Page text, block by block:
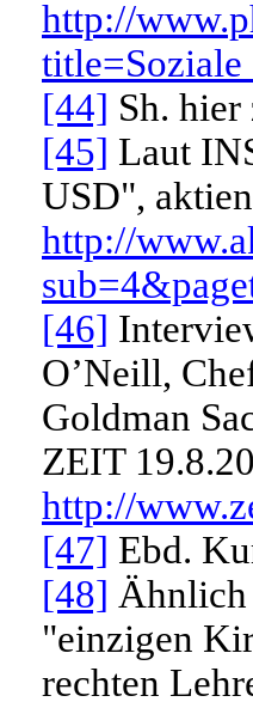
http://
[44] Sh.
[45] Laut
USD",
http://
[46]
O’Neill,
Goldman
ZEIT
http://
[47] Ebd.
[48] Ähnlich
"einzigen
rechten